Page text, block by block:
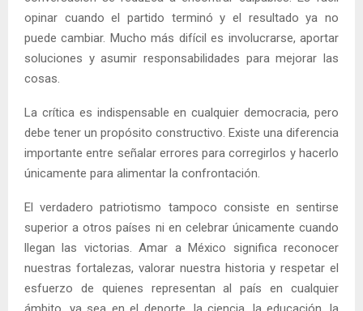
opinar cuando el partido terminó y el resultado ya no
puede cambiar. Mucho más difícil es involucrarse, aportar
soluciones y asumir responsabilidades para mejorar las
cosas.
La crítica es indispensable en cualquier democracia, pero
debe tener un propósito constructivo. Existe una diferencia
importante entre señalar errores para corregirlos y hacerlo
únicamente para alimentar la confrontación.
El verdadero patriotismo tampoco consiste en sentirse
superior a otros países ni en celebrar únicamente cuando
llegan las victorias. Amar a México significa reconocer
nuestras fortalezas, valorar nuestra historia y respetar el
esfuerzo de quienes representan al país en cualquier